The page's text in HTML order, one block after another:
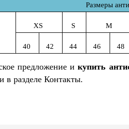
Размеры
XS S M
40 42 44 46 48
предложение икупить
в разделе Контакты.